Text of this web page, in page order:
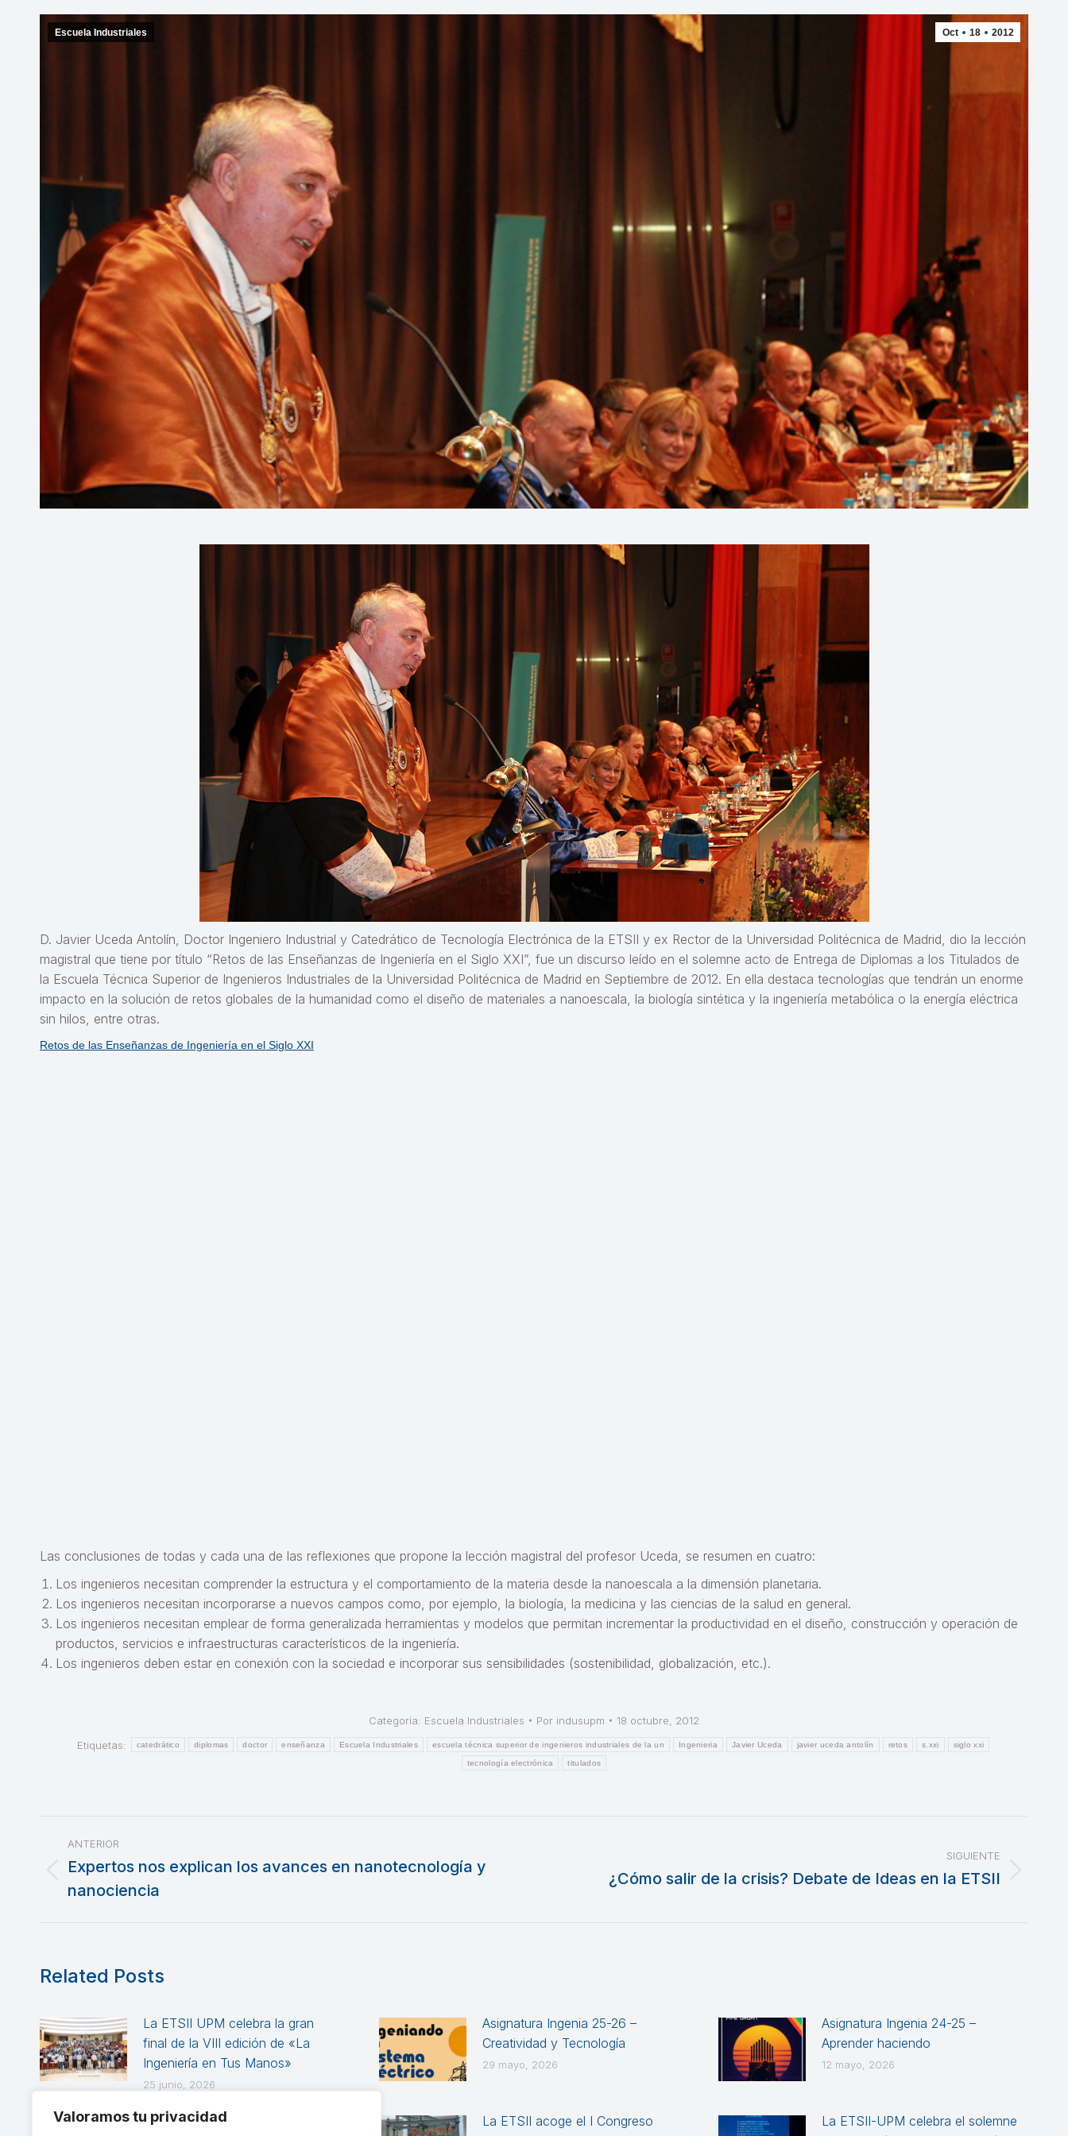
Valoramos tu privacidad
Oct 18 2012
Escuela Industriales
D. Javier Uceda Antolín, Doctor Ingeniero Industrial y Catedrático de Tecnología Electrónica de la ETSII y ex Rector de la Universidad Politécnica de Madrid, dio la lección
magistral que tiene por título “Retos de las Enseñanzas de Ingeniería en el Siglo XXI”, fue un discurso leído en el solemne acto de Entrega de Diplomas a los Titulados de
la Escuela Técnica Superior de Ingenieros Industriales de la Universidad Politécnica de Madrid en Septiembre de 2012. En ella destaca tecnologías que tendrán un enorme
impacto en la solución de retos globales de la humanidad como el diseño de materiales a nanoescala, la biología sintética y la ingeniería metabólica o la energía eléctrica
sin hilos, entre otras.
Retos de las Enseñanzas de Ingeniería en el Siglo XXI
Las conclusiones de todas y cada una de las reflexiones que propone la lección magistral del profesor Uceda, se resumen en cuatro:
Los ingenieros necesitan comprender la estructura y el comportamiento de la materia desde la nanoescala a la dimensión planetaria.
Los ingenieros necesitan incorporarse a nuevos campos como, por ejemplo, la biología, la medicina y las ciencias de la salud en general.
Los ingenieros necesitan emplear de forma generalizada herramientas y modelos que permitan incrementar la productividad en el diseño, construcción y operación de
productos, servicios e infraestructuras característicos de la ingeniería.
Los ingenieros deben estar en conexión con la sociedad e incorporar sus sensibilidades (sostenibilidad, globalización, etc.).
Categoría: Escuela Industriales Por indusupm
18 octubre, 2012
Etiquetas:
catedrático diplomas doctor enseñanza Escuela Industriales escuela técnica superior de ingenieros industriales de la un Ingenieria Javier Uceda javier uceda antolín retos s.xxi siglo xxi
tecnología electrónica titulados
Navegación
entre
publicaciones
ANTERIOR
Publicación
anterior:
Expertos nos explican los avances en nanotecnología y
nanociencia
SIGUIENTE
Publicación¿Cómo salir de la crisis? Debate de Ideas en la ETSII
Related Posts
La ETSII UPM celebra la gran
final de la VIII edición de «La
Ingeniería en Tus Manos»
25 junio, 2026
Asignatura Ingenia 25-26 –
Creatividad y Tecnología
29 mayo, 2026
Asignatura Ingenia 24-25 –
Aprender haciendo
12 mayo, 2026
Talgo Day en la ETSII: del
La ETSII acoge el I Congreso
La ETSII-UPM celebra el solemne